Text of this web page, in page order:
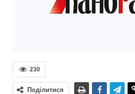
230
Поділитися